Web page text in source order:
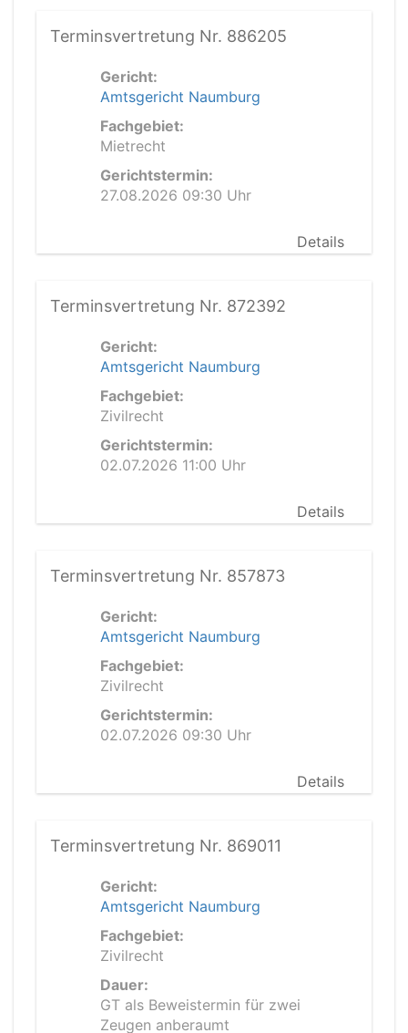
Terminsvertretung Nr. 886205
Gericht:
Amtsgericht Naumburg
Fachgebiet:
Mietrecht
Gerichtstermin:
27.08.2026 09:30 Uhr
Details
Terminsvertretung Nr. 872392
Gericht:
Amtsgericht Naumburg
Fachgebiet:
Zivilrecht
Gerichtstermin:
02.07.2026 11:00 Uhr
Details
Terminsvertretung Nr. 857873
Gericht:
Amtsgericht Naumburg
Fachgebiet:
Zivilrecht
Gerichtstermin:
02.07.2026 09:30 Uhr
Details
Terminsvertretung Nr. 869011
Gericht:
Amtsgericht Naumburg
Fachgebiet:
Zivilrecht
Dauer:
GT als Beweistermin für zwei
Zeugen anberaumt